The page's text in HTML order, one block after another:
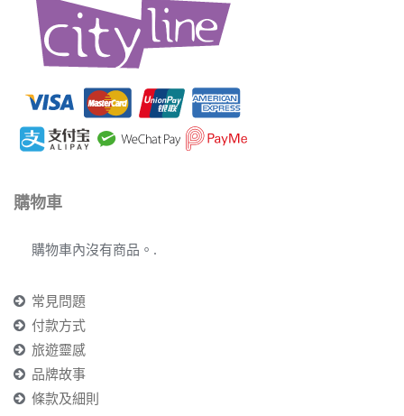
購物車
購物車內沒有商品。.
常見問題
付款方式
旅遊靈感
品牌故事
條款及細則